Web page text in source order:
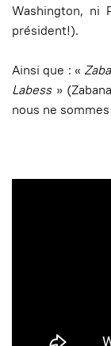
Washington, ni
président!).
Ainsi que : «
Labess»
nous ne